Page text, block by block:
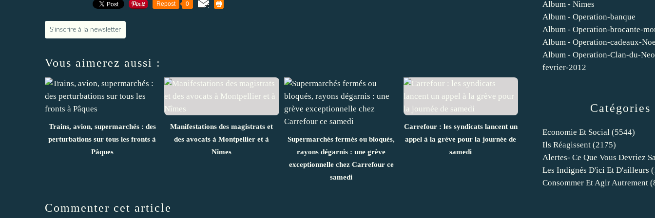
Repost 0
S'inscrire à la newsletter
Vous aimerez aussi :
Trains, avion, supermarchés : des
perturbations sur tous les fronts à
Pâques
Manifestations des magistrats et
des avocats à Montpellier et à
Nîmes
Supermarchés fermés ou bloqués,
rayons dégarnis : une grève
exceptionnelle chez Carrefour ce
samedi
Carrefour : les syndicats lancent un
appel à la grève pour la journée de
samedi
Commenter cet article
Catégories
Economie Et Social (5544)
Ils Réagissent (2175)
Alertes- Ce Que Vous Devriez
Les Indignés D'ici Et D'ailleurs
Consommer Et Agir Autrement
Album - Nimes
Album - Operation-banque
Album - Operation-brocante-
Album - Operation-cadeaux-
Album - Operation-Clan-du-
fevrier-2012